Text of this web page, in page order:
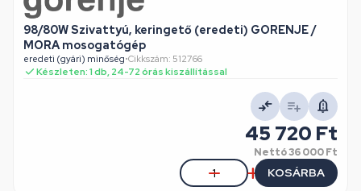
98/80W Szivattyú, keringető (eredeti) GORENJE /
MORA mosogatógép
eredeti (gyári) minőség•Cikkszám: 512766
Készleten: 1 db, 24-72 órás kiszállítással
45 720 Ft
Nettó36 000 Ft
KOSÁRBA